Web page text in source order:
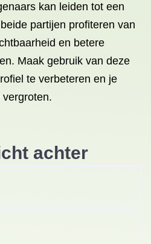
kan leiden tot een
partijen profiteren van
en betere
Maak gebruik van deze
te verbeteren en je
achter